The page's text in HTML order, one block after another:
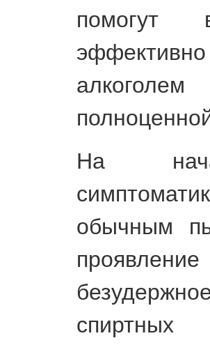
На
обычным